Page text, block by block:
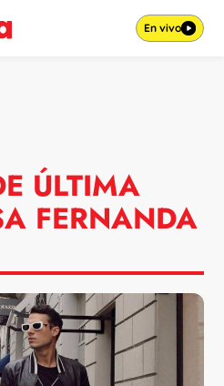
En vivo
ÚLTIMA
FERNANDA